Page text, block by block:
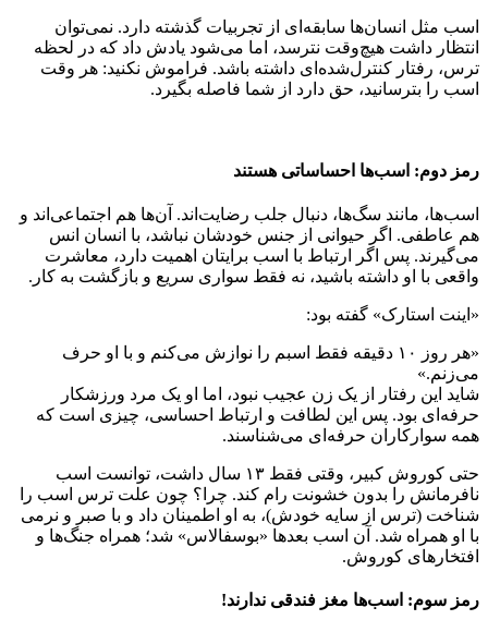
اسب مثل انسان‌ها سابقه‌ای از تجربیات گذشته دارد. نمی‌توان
انتظار داشت هیچ‌وقت نترسد، اما می‌شود یادش داد که در لحظه
ترس، رفتار کنترل‌شده‌ای داشته باشد. فراموش نکنید: هر وقت
اسب را بترسانید، حق دارد از شما فاصله بگیرد.
رمز دوم: اسب‌ها احساساتی هستند
اسب‌ها، مانند سگ‌ها، دنبال جلب رضایت‌اند. آن‌ها هم اجتماعی‌اند و
هم عاطفی. اگر حیوانی از جنس خودشان نباشد، با انسان انس
می‌گیرند. پس اگر ارتباط با اسب برایتان اهمیت دارد، معاشرت
واقعی با او داشته باشید، نه فقط سواری سریع و بازگشت به کار.
«اینت استارک» گفته بود:
«هر روز ۱۰ دقیقه فقط اسبم را نوازش می‌کنم و با او حرف
می‌زنم.»
شاید این رفتار از یک زن عجیب نبود، اما او یک مرد ورزشکار
حرفه‌ای بود. پس این لطافت و ارتباط احساسی، چیزی است که
همه سوارکاران حرفه‌ای می‌شناسند.
حتی کوروش کبیر، وقتی فقط ۱۳ سال داشت، توانست اسب
نافرمانش را بدون خشونت رام کند. چرا؟ چون علت ترس اسب را
شناخت (ترس از سایه خودش)، به او اطمینان داد و با صبر و نرمی
با او همراه شد. آن اسب بعدها «بوسفالاس» شد؛ همراه جنگ‌ها و
افتخارهای کوروش.
رمز سوم: اسب‌ها مغز فندقی ندارند!